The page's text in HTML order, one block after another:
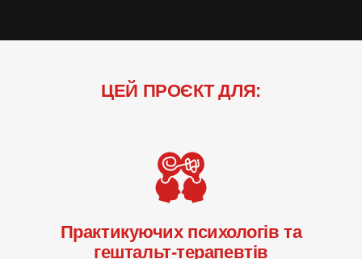
ЦЕЙ ПРОЄКТ ДЛЯ:
Практикуючих психологів та
гештальт-терапевтів